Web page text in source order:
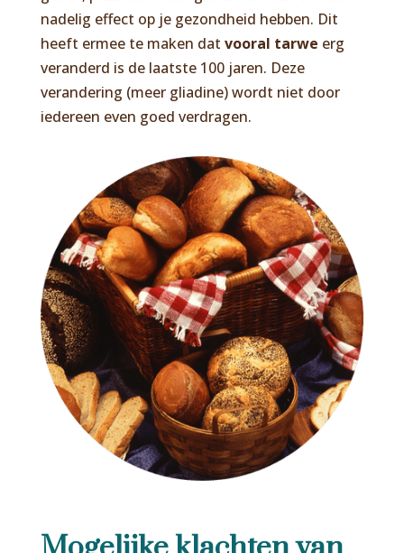
nadelig effect op je gezondheid hebben. Dit
heeft ermee te maken dat vooral tarwe erg
veranderd is de laatste 100 jaren. Deze
verandering (meer gliadine) wordt niet door
iedereen even goed verdragen.